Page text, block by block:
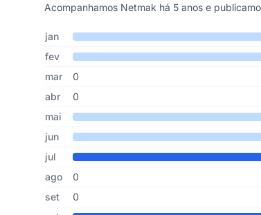
Acompanhamos Netmak há 5 anos e
Cupons de Netmak publicados por mês,
Mês Cupons publicadosDesconto médio
jan
fev
mar
0
abr
0
mai
jun
jul
ago
0
set
0